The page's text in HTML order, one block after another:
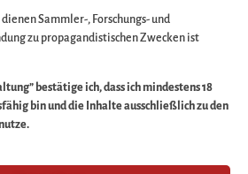
Sache
Sie bald
vorbei!
Sammler-, Forschungs- und
zu propagandistischen Zwecken ist
bestätige ich, dass ich mindestens 18
bin und die Inhalte ausschließlich zu den